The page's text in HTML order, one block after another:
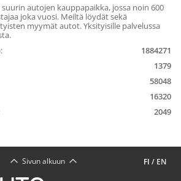
autojen kauppapaikka, jossa noin 600
joka vuosi. Meiltä löydät sekä
myymät autot. Yksityisille palvelussa
1884271
1379
58048
16320
2049
FI / EN
Sivun alkuun